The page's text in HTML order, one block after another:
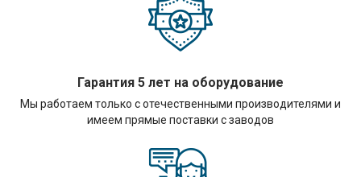
Гарантия 5 лет на оборудование
Мы работаем только с отечественными производителями и
имеем прямые поставки с заводов